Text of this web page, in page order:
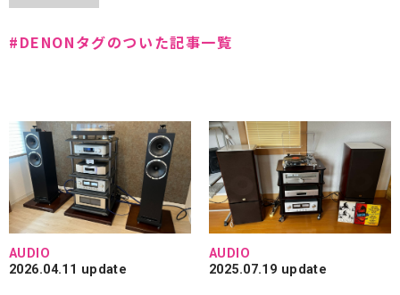
#Acoustic Revive
#avantgarde acoustic #B&W #CEC
#Cocktail Audio #CHORD
#CHORD COMPANY #Clearaudio #DALI
#dCS #DENON #DELA #EAR
#EDISCREATION #ESOTERIC #EINSTEIN
#DENONタグのついた記事一覧
AUDIO
2026.04.11 update
AUDIO
2025.07.19 update